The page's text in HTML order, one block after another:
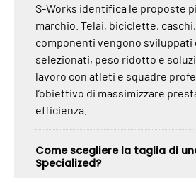
S-Works identifica le proposte
marchio. Telai, biciclette,
componenti vengono sviluppati
selezionati, peso ridotto e
lavoro con atleti e squadre
l’obiettivo di massimizzare
efficienza.
Come scegliere la taglia di
Specialized?